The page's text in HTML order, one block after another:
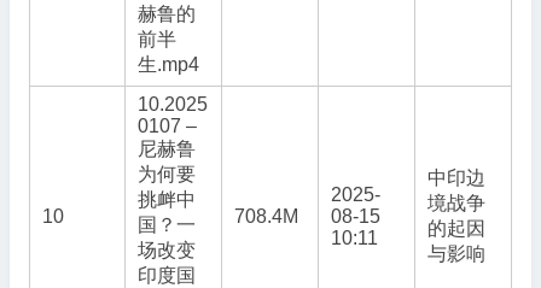
赫鲁的
前半
生.mp4
10
10.2025
0107 –
尼赫鲁
为何要
挑衅中
国？一
场改变
印度国
708.4M
2025-
08-15
10:11
中印边
境战争
的起因
与影响